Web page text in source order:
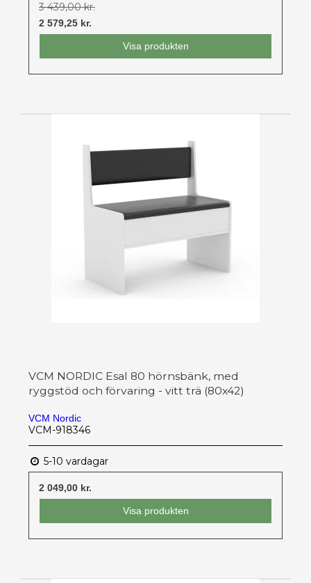
3 439,00 kr.
2 579,25 kr.
Visa produkten
VCM NORDIC Esal 80 hörnsbänk, med
ryggstöd och förvaring - vitt trä (80x42)
VCM Nordic
VCM-918346
5-10 vardagar
2 049,00 kr.
Visa produkten